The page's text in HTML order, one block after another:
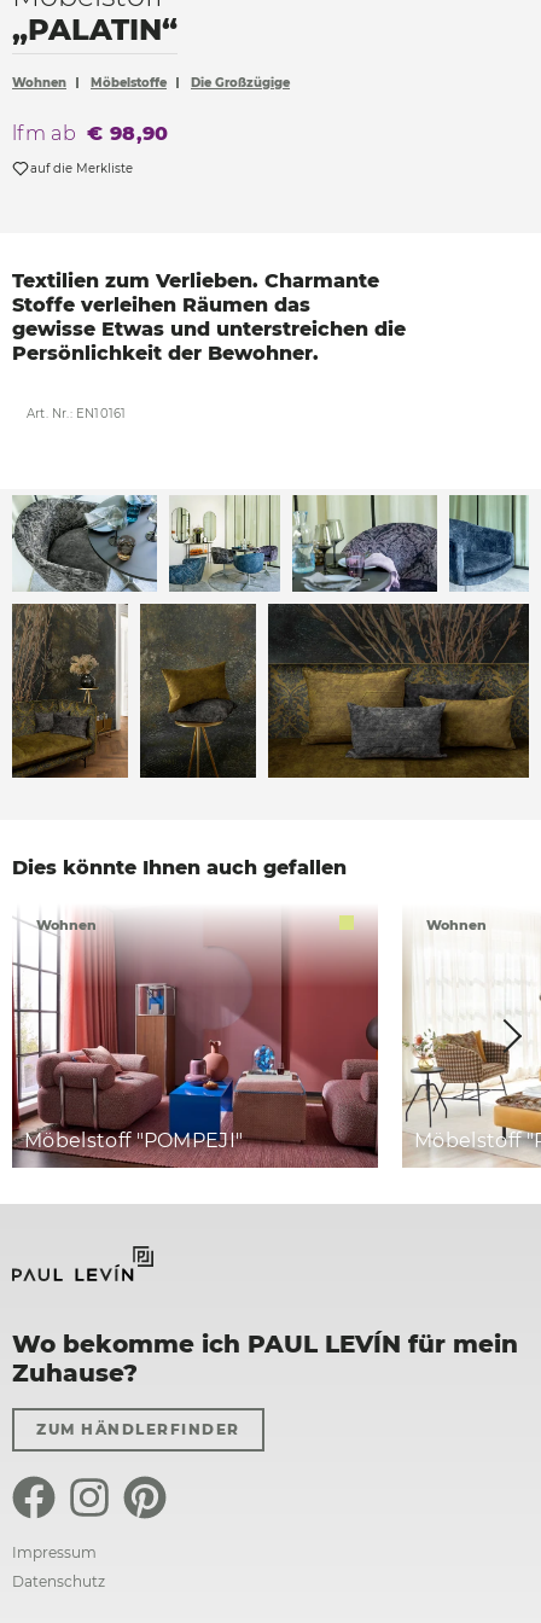
Accessoires
Vorhänge
„PALATIN“
Wohnen Möbelstoffe Die Großzügige
lfm ab € 98,90
auf die Merkliste
Textilien zum Verlieben. Charmante
Stoffe verleihen Räumen das
gewisse Etwas und unterstreichen die
Persönlichkeit der Bewohner.
Art. Nr.: EN10161
Dies könnte Ihnen auch gefallen
Möbelstoff "POMPEJI"
Wohnen
Möbelstoff
Wohnen
Wo bekomme ich PAUL LEVÍN für mein
Zuhause?
ZUM HÄNDLERFINDER
Impressum
Datenschutz